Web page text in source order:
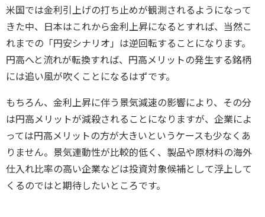
米国では金利引上げの打ち止めが観測されるようになって
きた中、日本はこれから金利上昇になるとすれば、当然こ
れまでの「円安シナリオ」は逆回転することになります。
円高へと流れが転換すれば、円高メリットの発生する銘柄
には追い風が吹くことになるはずです。
もちろん、金利上昇に伴う景気減速の影響により、その分
は円高メリットが減殺されることになりますが、企業によ
っては円高メリットの方が大きいというケースも少なくあ
りません。景気連動性が比較的低く、製品や原材料の海外
仕入れ比率の高い企業などは投資対象候補として浮上して
くるのではと期待したいところです。